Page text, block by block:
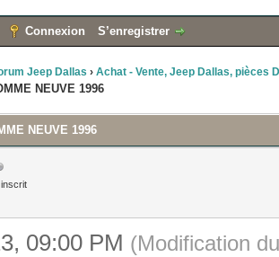
Connexion S’enregistrer
Jeep Dallas › Achat - Vente, Jeep Dallas, pièces
NEUVE 1996
NEUVE 1996
09:00 PM (Modification